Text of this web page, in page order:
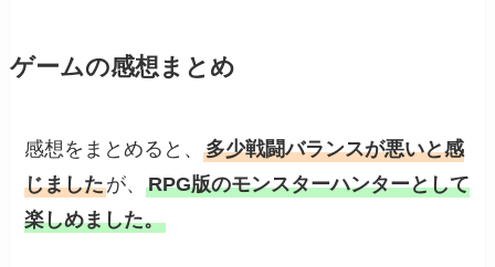
ゲームの感想まとめ
感想をまとめると、多少戦闘バランスが悪いと感
じましたが、RPG版のモンスターハンターとして
楽しめました。